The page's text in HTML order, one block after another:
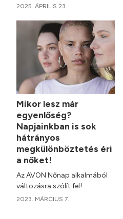
2025. ÁPRILIS 23.
Mikor lesz már
egyenlőség?
Napjainkban is sok
hátrányos
megkülönböztetés éri
a nőket!
Az AVON Nőnap alkalmából
változásra szólít fel!
2023. MÁRCIUS 7.